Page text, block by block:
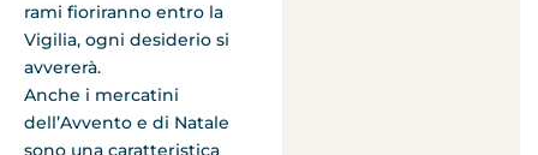
rami fioriranno entro la
Vigilia, ogni desiderio si
avvererà.
Anche i mercatini
dell’Avvento e di Natale
sono una caratteristica